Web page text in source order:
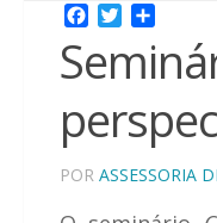
Facebook
Twitter
POR ASSESSORIA